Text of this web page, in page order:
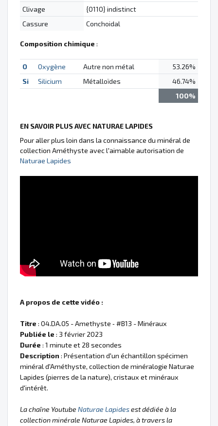
Clivage
{0110} indistinct
Cassure
Conchoidal
Composition chimique :
O Oxygène Autre non métal
53.26%
Si
Silicium Métalloïdes
46.74%
100%
EN SAVOIR PLUS AVEC NATURAE LAPIDES
Pour aller plus loin dans la connaissance du minéral de
collection Améthyste avec l'aimable autorisation de
Naturae Lapides
A propos de cette vidéo :
Titre : 04.DA.05 - Amethyste ‐ #B13 - Minéraux
Publiée le : 3 février 2023
Durée : 1 minute et 28 secondes
Description : Présentation d'un échantillon spécimen
minéral d'Améthyste, collection de minéralogie Naturae
Lapides (pierres de la nature), cristaux et minéraux
d'intérêt.
La chaîne Youtube Naturae Lapidesest dédiée à la
collection minérale Naturae Lapides, à travers la